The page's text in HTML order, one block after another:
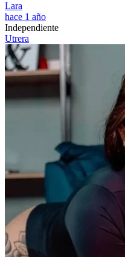
Lara
hace 1 año
Independiente
Utrera